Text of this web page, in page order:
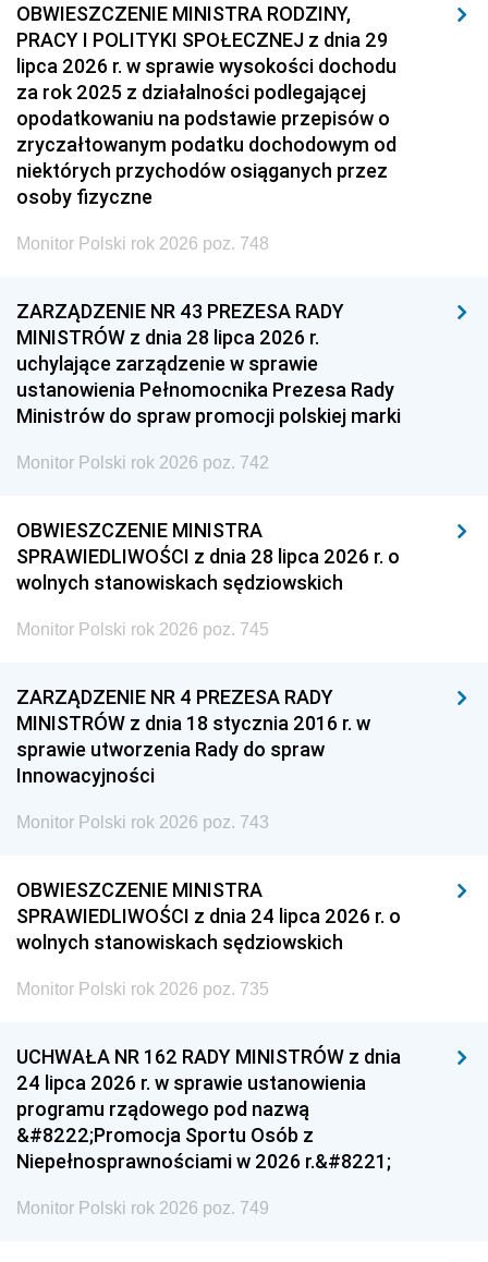
OBWIESZCZENIE MINISTRA RODZINY,
PRACY I POLITYKI SPOŁECZNEJ z dnia 29
lipca 2026 r. w sprawie wysokości dochodu
za rok 2025 z działalności podlegającej
opodatkowaniu na podstawie przepisów o
zryczałtowanym podatku dochodowym od
niektórych przychodów osiąganych przez
osoby fizyczne
Monitor Polski rok 2026 poz. 748
ZARZĄDZENIE NR 43 PREZESA RADY
MINISTRÓW z dnia 28 lipca 2026 r.
uchylające zarządzenie w sprawie
ustanowienia Pełnomocnika Prezesa Rady
Ministrów do spraw promocji polskiej marki
Monitor Polski rok 2026 poz. 742
OBWIESZCZENIE MINISTRA
SPRAWIEDLIWOŚCI z dnia 28 lipca 2026 r. o
wolnych stanowiskach sędziowskich
Monitor Polski rok 2026 poz. 745
ZARZĄDZENIE NR 4 PREZESA RADY
MINISTRÓW z dnia 18 stycznia 2016 r. w
sprawie utworzenia Rady do spraw
Innowacyjności
Monitor Polski rok 2026 poz. 743
OBWIESZCZENIE MINISTRA
SPRAWIEDLIWOŚCI z dnia 24 lipca 2026 r. o
wolnych stanowiskach sędziowskich
Monitor Polski rok 2026 poz. 735
UCHWAŁA NR 162 RADY MINISTRÓW z dnia
24 lipca 2026 r. w sprawie ustanowienia
programu rządowego pod nazwą
&#8222;Promocja Sportu Osób z
Niepełnosprawnościami w 2026 r.&#8221;
Monitor Polski rok 2026 poz. 749